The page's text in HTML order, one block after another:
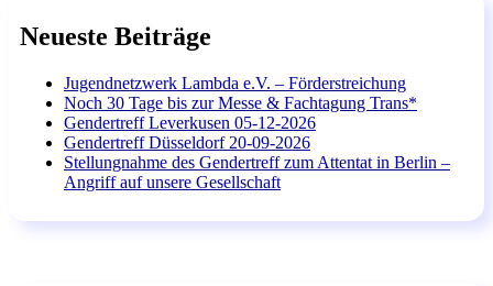
Neueste Beiträge
Jugendnetzwerk Lambda e.V. – Förderstreichung
Noch 30 Tage bis zur Messe & Fachtagung Trans*
Gendertreff Leverkusen 05-12-2026
Gendertreff Düsseldorf 20-09-2026
Stellungnahme des Gendertreff zum Attentat in Berlin –
Angriff auf unsere Gesellschaft